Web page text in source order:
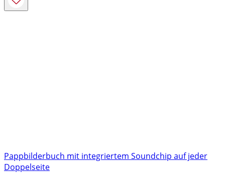
Pappbilderbuch mit integriertem Soundchip auf jeder
Doppelseite